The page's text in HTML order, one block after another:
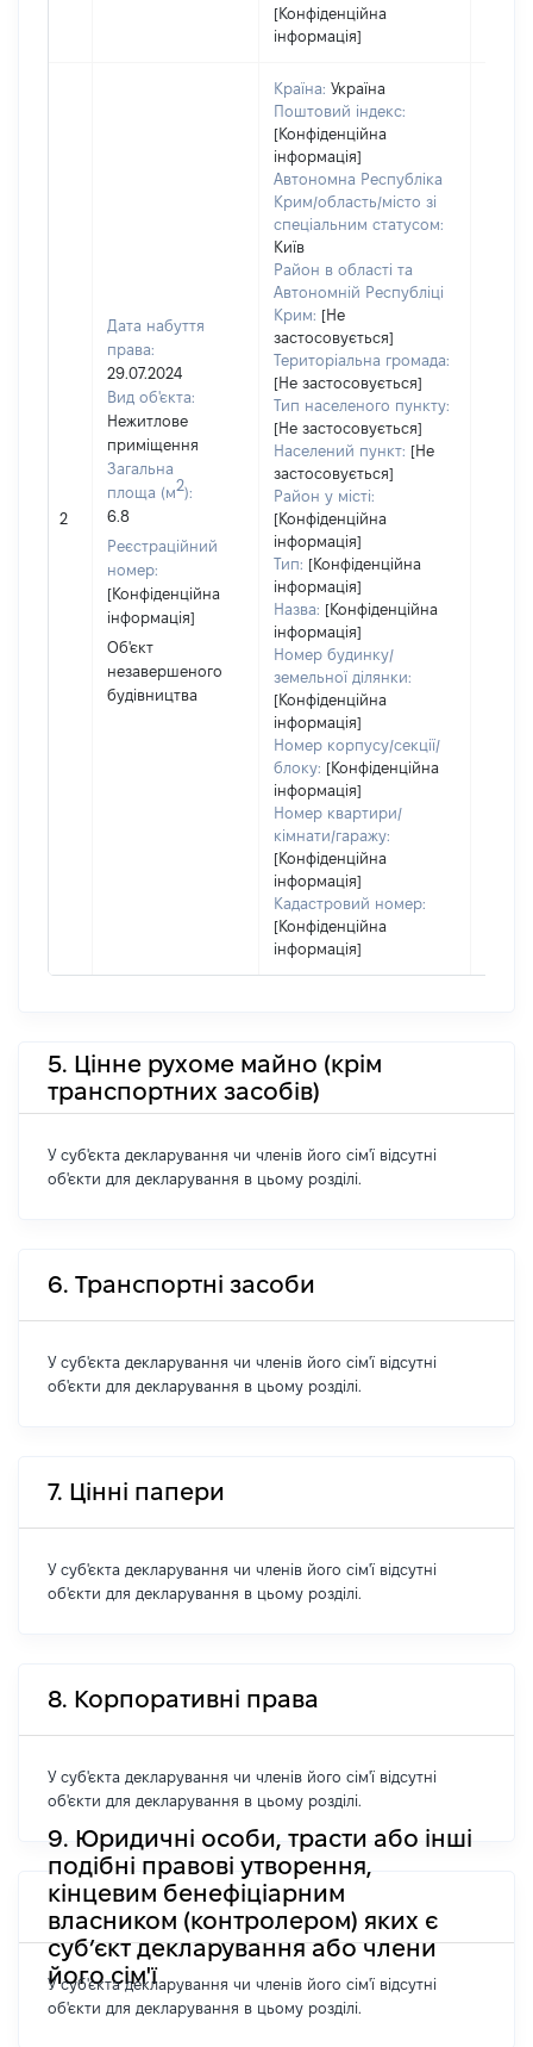
[Конфіденційна
інформація]
2
Дата набуття
права:
29.07.2024
Вид об'єкта:
Нежитлове
приміщення
Загальна
площа (м2):
6.8
Реєстраційний
номер:
[Конфіденційна
інформація]
Об'єкт
незавершеного
будівництва
Країна: Україна
Поштовий індекс:
[Конфіденційна
інформація]
Автономна Республіка
Крим/область/місто зі
спеціальним статусом:
Київ
Район в області та
Автономній Республіці
Крим: [Не
застосовується]
Територіальна громада:
[Не застосовується]
Тип населеного пункту:
[Не застосовується]
Населений пункт: [Не
застосовується]
Район у місті:
[Конфіденційна
інформація]
Тип: [Конфіденційна
інформація]
Назва: [Конфіденційна
інформація]
Номер будинку/
земельної ділянки:
[Конфіденційна
інформація]
Номер корпусу/секції/
блоку: [Конфіденційна
інформація]
Номер квартири/
кімнати/гаражу:
[Конфіденційна
інформація]
Кадастровий номер:
[Конфіденційна
інформація]
5. Цінне рухоме майно (крім
транспортних засобів)
У суб'єкта декларування чи членів його сім'ї відсутні
об'єкти для декларування в цьому розділі.
6. Транспортні засоби
У суб'єкта декларування чи членів його сім'ї відсутні
об'єкти для декларування в цьому розділі.
7. Цінні папери
У суб'єкта декларування чи членів його сім'ї відсутні
об'єкти для декларування в цьому розділі.
8. Корпоративні права
У суб'єкта декларування чи членів його сім'ї відсутні
об'єкти для декларування в цьому розділі.
9. Юридичні особи, трасти або інші
подібні правові утворення,
кінцевим бенефіціарним
власником (контролером) яких є
суб’єкт декларування або члени
його сім'ї
У суб'єкта декларування чи членів його сім'ї відсутні
об'єкти для декларування в цьому розділі.